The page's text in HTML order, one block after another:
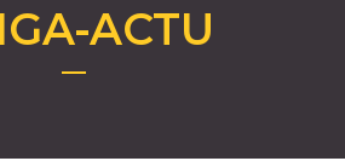
ACTU